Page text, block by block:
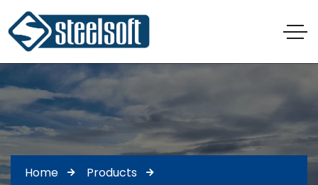
Home
Products